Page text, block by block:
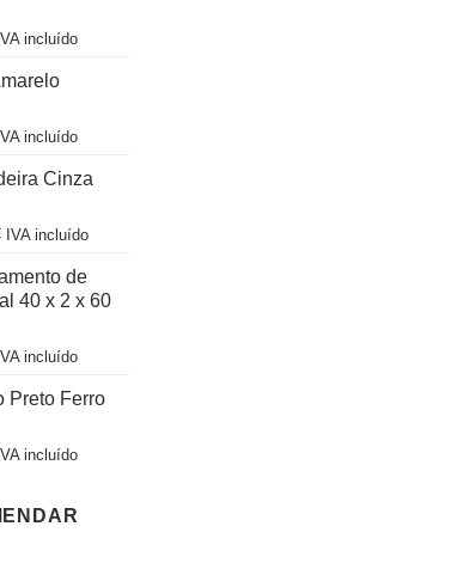
€.
IVA incluído
€.
IVA incluído
Cinza
O
atual
é:
IVA incluído
de
40 x 2 x 60
€.
IVA incluído
Preto Ferro
IVA incluído